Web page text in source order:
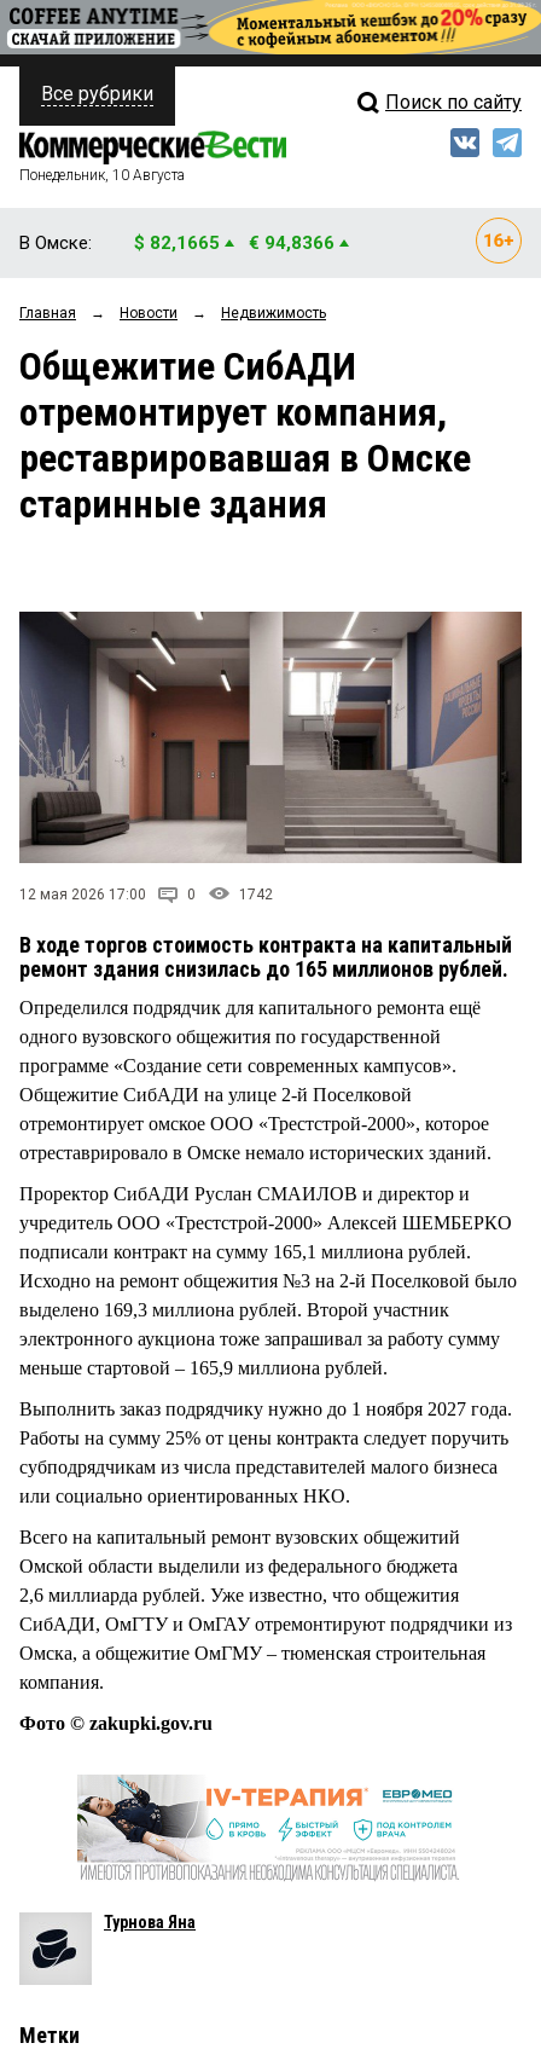
ПОЛИТИКА
ФИНАНСЫ
ОБЩЕСТВО
ЗАКОН
НОВОСТИ КОМПАНИЙ
Свежий выпуск
Мнения
Рейтинги
Блоги
Архив
Все рубрики Поиск по сайту
Понедельник, 10 Августа
В Омске: $ 82,1665 € 94,8366
Главная → Новости → Недвижимость
Общежитие СибАДИ
отремонтирует компания,
реставрировавшая в Омске
старинные здания
12 мая 2026 17:00 0 1742
В ходе торгов стоимость контракта на капитальный
ремонт здания снизилась до 165 миллионов рублей.
Определился подрядчик для капитального ремонта ещё
одного вузовского общежития по государственной
программе «Создание сети современных кампусов».
Общежитие СибАДИ на улице 2-й Поселковой
отремонтирует омское ООО «Трестстрой-2000», которое
отреставрировало в Омске немало исторических зданий.
Проректор СибАДИ Руслан СМАИЛОВ и директор и
учредитель ООО «Трестстрой-2000» Алексей ШЕМБЕРКО
подписали контракт на сумму 165,1 миллиона рублей.
Исходно на ремонт общежития №3 на 2-й Поселковой было
выделено 169,3 миллиона рублей. Второй участник
электронного аукциона тоже запрашивал за работу сумму
меньше стартовой – 165,9 миллиона рублей.
Выполнить заказ подрядчику нужно до 1 ноября 2027 года.
Работы на сумму 25% от цены контракта следует поручить
субподрядчикам из числа представителей малого бизнеса
или социально ориентированных НКО.
Всего на капитальный ремонт вузовских общежитий
Омской области выделили из федерального бюджета
2,6 миллиарда рублей. Уже известно, что общежития
СибАДИ, ОмГТУ и ОмГАУ отремонтируют подрядчики из
Омска, а общежитие ОмГМУ – тюменская строительная
компания.
Фото © zakupki.gov.ru
Турнова Яна
Метки